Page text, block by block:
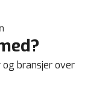
bransjer over